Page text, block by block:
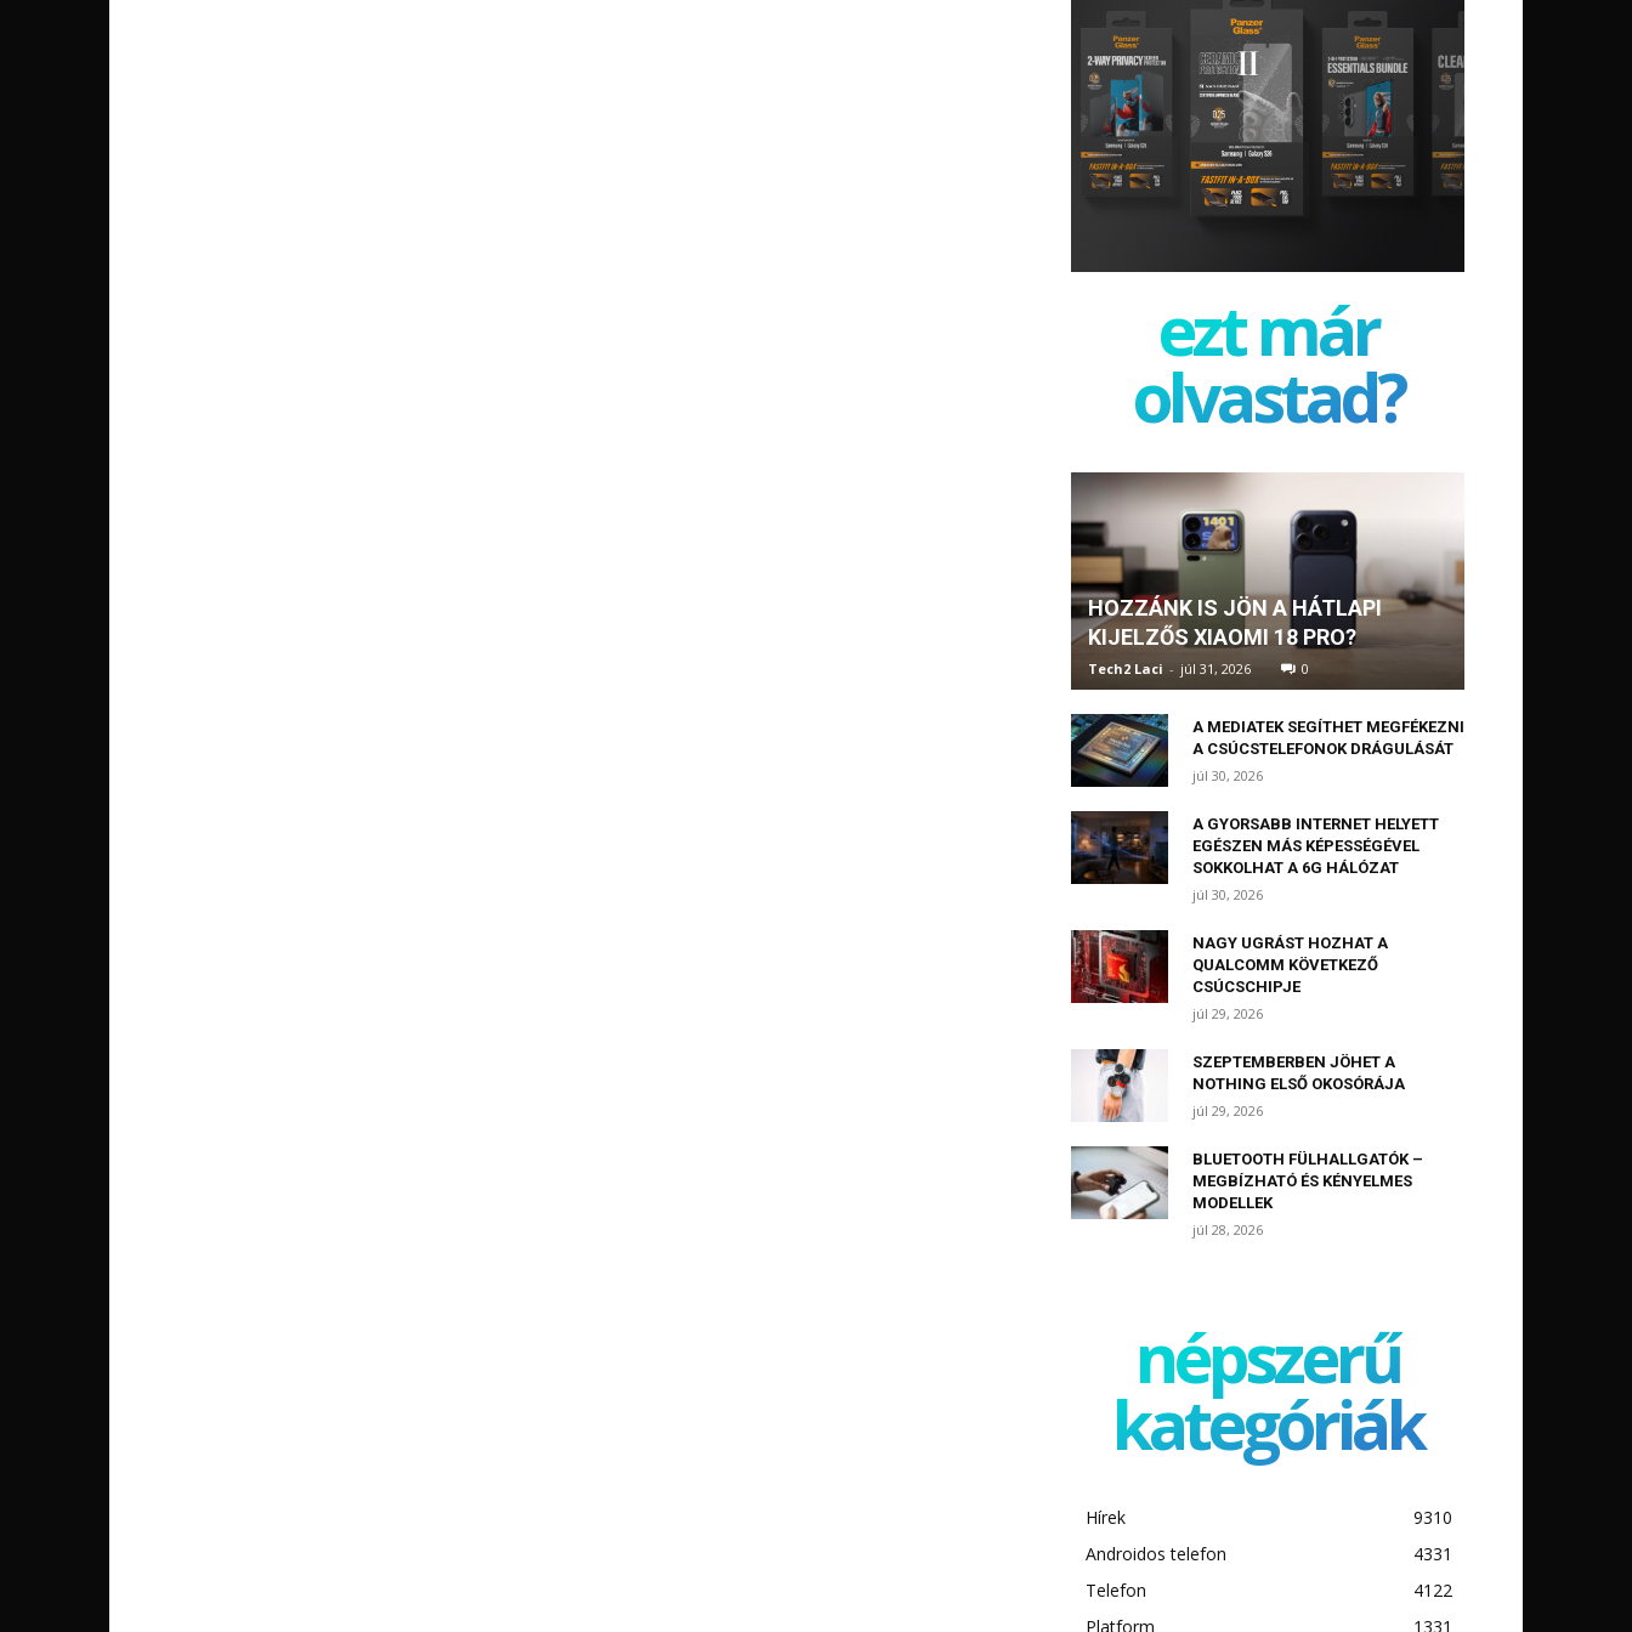
ezt már
olvastad?
HOZZÁNK IS JÖN A HÁTLAPI
KIJELZŐS XIAOMI 18 PRO?
Tech2 Laci - júl 31, 2026 0
A MEDIATEK SEGÍTHET MEGFÉKEZNI
A CSÚCSTELEFONOK DRÁGULÁSÁT
júl 30, 2026
A GYORSABB INTERNET HELYETT
EGÉSZEN MÁS KÉPESSÉGÉVEL
SOKKOLHAT A 6G HÁLÓZAT
júl 30, 2026
NAGY UGRÁST HOZHAT A
QUALCOMM KÖVETKEZŐ
CSÚCSCHIPJE
júl 29, 2026
SZEPTEMBERBEN JÖHET A
NOTHING ELSŐ OKOSÓRÁJA
júl 29, 2026
BLUETOOTH FÜLHALLGATÓK –
MEGBÍZHATÓ ÉS KÉNYELMES
MODELLEK
júl 28, 2026
népszerű
kategóriák
Hírek
9310
Androidos telefon
4331
Telefon
4122
Platform
1331